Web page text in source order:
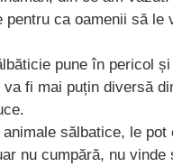
ca oamenii să
pune în pericol
fi mai puțin diversă
sălbatice, le
nu cumpără, nu